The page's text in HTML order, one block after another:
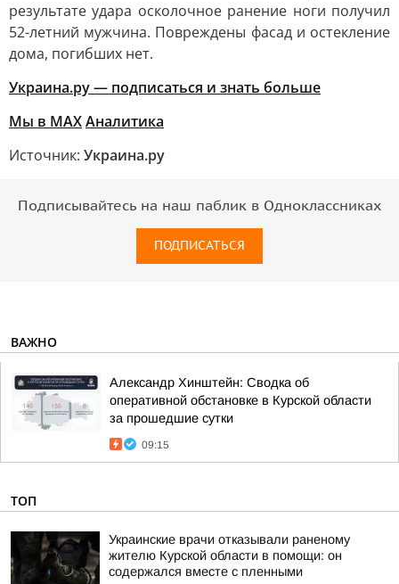
результате удара осколочное ранение ноги получил
52-летний мужчина. Повреждены фасад и остекление
дома, погибших нет.
Украина.ру — подписаться и знать больше
Мы в MAXАналитика
Источник: Украина.ру
Подписывайтесь на наш паблик в Одноклассниках
ПОДПИСАТЬСЯ
ВАЖНО
Александр Хинштейн: Сводка об
оперативной обстановке в Курской области
за прошедшие сутки
09:15
ТОП
Украинские врачи отказывали раненому
жителю Курской области в помощи: он
содержался вместе с пленными